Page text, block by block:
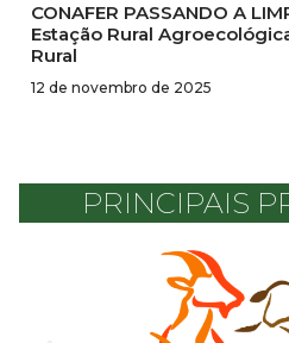
CONAFER PASSANDO A
Estação Rural
Rural
12 de novembro de 2025
PRINCIPAIS